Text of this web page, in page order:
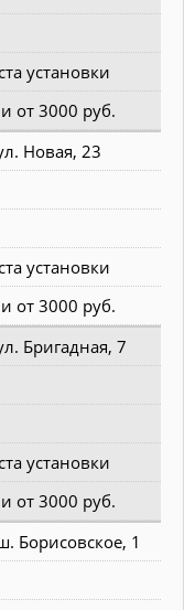
установки
от 3000 руб.
Новая, 23
установки
от 3000 руб.
Бригадная, 7
установки
от 3000 руб.
Борисовское, 1